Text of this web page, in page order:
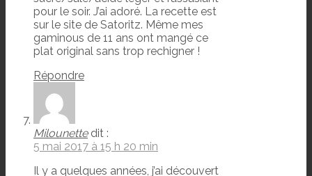
pour le soir. J’ai adoré. La recette est
sur le site de Satoritz. Même mes
gaminous de 11 ans ont mangé ce
plat original sans trop rechigner !
Répondre
Milounette dit :
5 mai 2017 à 15 h 20 min
Il y a quelques années, j’ai découvert